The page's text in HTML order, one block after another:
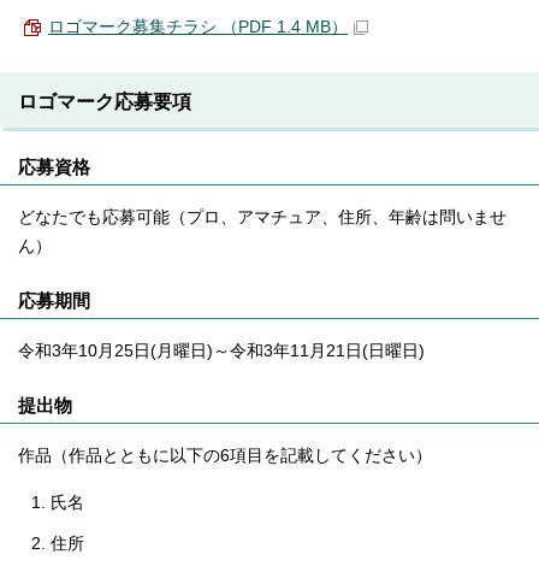
ロゴマーク募集チラシ （PDF 1.4 MB）
ロゴマーク応募要項
応募資格
どなたでも応募可能（プロ、アマチュア、住所、年齢は問いませ
ん）
応募期間
令和3年10月25日(月曜日)～令和3年11月21日(日曜日)
提出物
作品（作品とともに以下の6項目を記載してください）
氏名
住所